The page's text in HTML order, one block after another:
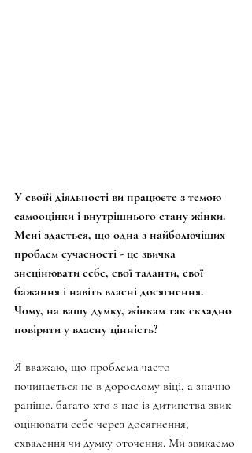
У своїй діяльності ви працюєте з темою
самооцінки і внутрішнього стану жінки.
Мені здається, що одна з найболючіших
проблем сучасності - це звичка
знецінювати себе, свої таланти, свої
бажання і навіть власні досягнення.
Чому, на вашу думку, жінкам так складно
повірити у власну цінність?
Я вважаю, що проблема часто
починається не в дорослому віці, а значно
раніше. багато хто з нас із дитинства звик
оцінювати себе через досягнення,
схвалення чи думку оточення. Ми звикаємо